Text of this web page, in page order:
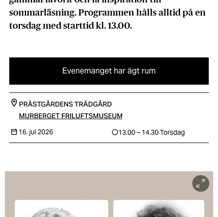
sommarläsning. Programmen hålls alltid på en
torsdag med starttid kl. 13.00.
Evenemanget har ägt rum
PRÄSTGÅRDENS TRÄDGÅRD
MURBERGET FRILUFTSMUSEUM
16. jul 2026
13.00 – 14.30Torsdag